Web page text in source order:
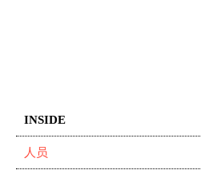
INSIDE
人员